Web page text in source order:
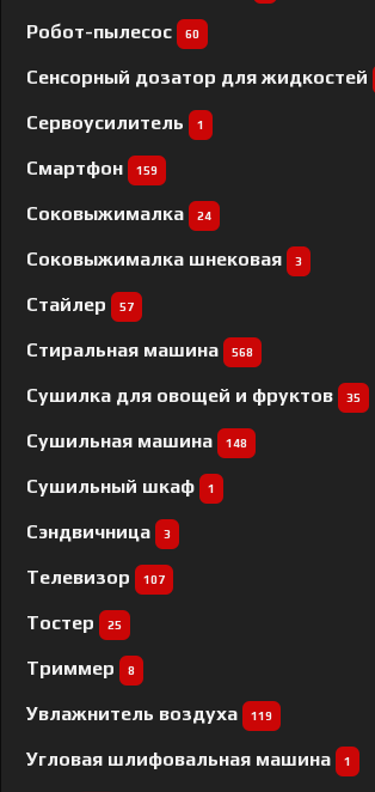
Робот-пылесос 60
Сенсорный дозатор для жидкостей
Сервоусилитель 1
Смартфон 159
Соковыжималка 24
Соковыжималка шнековая 3
Стайлер 57
Стиральная машина 568
Сушилка для овощей и фруктов 35
Сушильная машина 148
Сушильный шкаф 1
Сэндвичница 3
Телевизор 107
Тостер 25
Триммер 8
Увлажнитель воздуха 119
Угловая шлифовальная машина 1